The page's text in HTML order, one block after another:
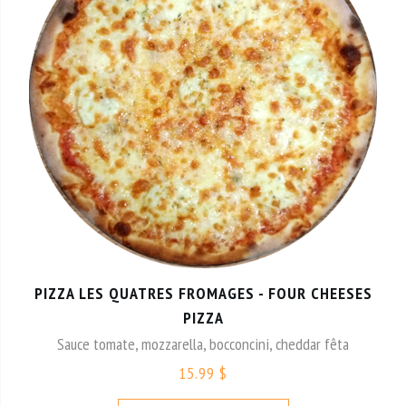
PIZZA LES QUATRES FROMAGES - FOUR CHEESES
PIZZA
Sauce tomate, mozzarella, bocconcini, cheddar fêta
15.99 $